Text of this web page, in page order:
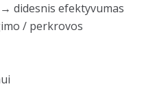
didesnis efektyvumas
/ perkrovos